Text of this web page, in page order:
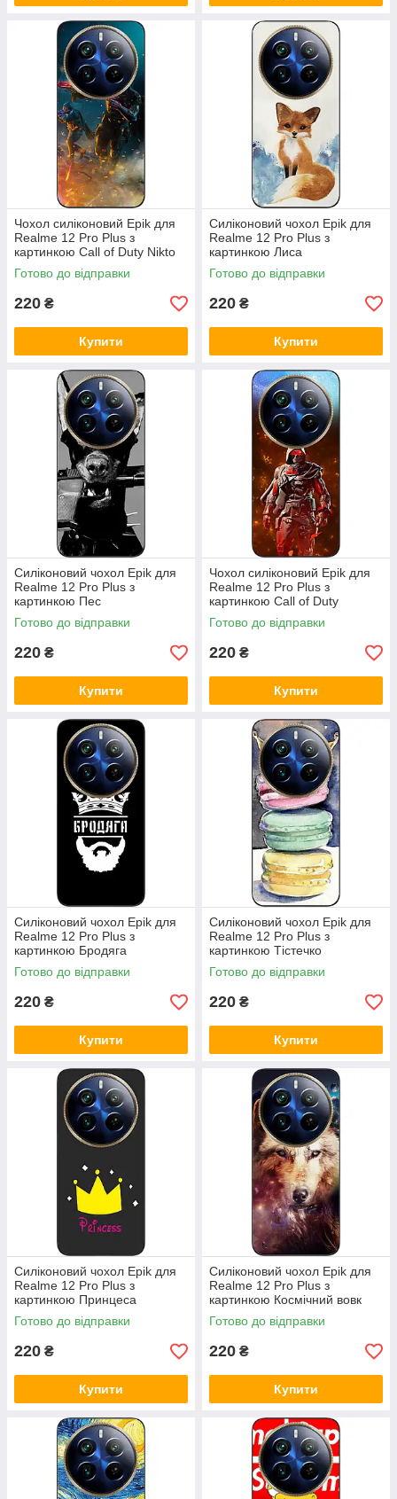
Чохол силіконовий Epik для
Realme 12 Pro Plus з
картинкою Call of Duty Nikto
Готово до відправки
220 ₴
Купити
Силіконовий чохол Epik для
Realme 12 Pro Plus з
картинкою Лиса
Готово до відправки
220 ₴
Купити
Силіконовий чохол Epik для
Realme 12 Pro Plus з
картинкою Пес
Готово до відправки
220 ₴
Купити
Чохол силіконовий Epik для
Realme 12 Pro Plus з
картинкою Call of Duty
Готово до відправки
220 ₴
Купити
Силіконовий чохол Epik для
Realme 12 Pro Plus з
картинкою Бродяга
Готово до відправки
220 ₴
Купити
Силіконовий чохол Epik для
Realme 12 Pro Plus з
картинкою Тістечко
Готово до відправки
220 ₴
Купити
Силіконовий чохол Epik для
Realme 12 Pro Plus з
картинкою Принцеса
Готово до відправки
220 ₴
Купити
Силіконовий чохол Epik для
Realme 12 Pro Plus з
картинкою Космічний вовк
Готово до відправки
220 ₴
Купити